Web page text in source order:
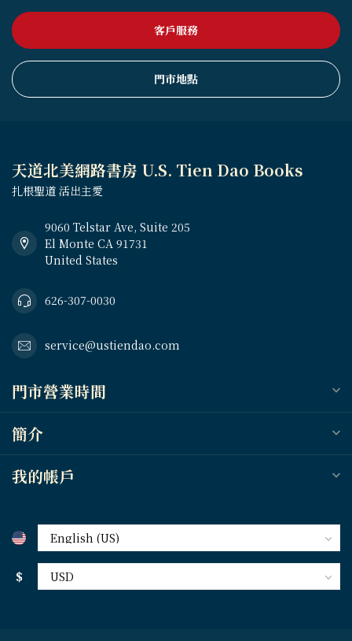
客戶服務
門市地點
天道北美網路書房 U.S. Tien Dao Books
扎根聖道 活出主愛
9060 Telstar Ave, Suite 205
El Monte CA 91731
United States
626-307-0030
service@ustiendao.com
門市營業時間
簡介
我的帳戶
$